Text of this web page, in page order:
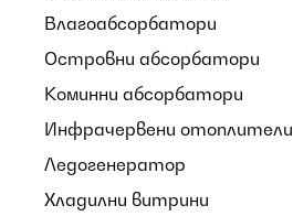
Влагоабсорбатори
Островни абсорбатори
Коминни абсорбатори
Инфрачервени отоплители
Ледогенератор
Хладилни витрини